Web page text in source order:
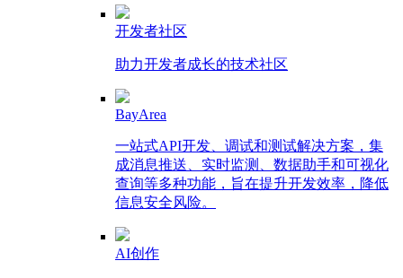
开发者社区
助力开发者成长的技术社区
BayArea
一站式API开发、调试和测试解决方案，集
成消息推送、实时监测、数据助手和可视化
查询等多种功能，旨在提升开发效率，降低
信息安全风险。
AI创作